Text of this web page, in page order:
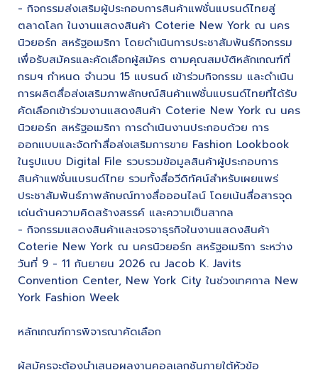
- กิจกรรมส่งเสริมผู้ประกอบการสินค้าแฟชั่นแบรนด์ไทยสู่
ตลาดโลก ในงานแสดงสินค้า Coterie New York ณ นคร
นิวยอร์ก สหรัฐอเมริกา โดยดำเนินการประชาสัมพันธ์กิจกรรม
เพื่อรับสมัครและคัดเลือกผู้สมัคร ตามคุณสมบัติหลักเกณฑ์ที่
กรมฯ กำหนด จำนวน 15 แบรนด์ เข้าร่วมกิจกรรม และดำเนิน
การผลิตสื่อส่งเสริมภาพลักษณ์สินค้าแฟชั่นแบรนด์ไทยที่ได้รับ
คัดเลือกเข้าร่วมงานแสดงสินค้า Coterie New York ณ นคร
นิวยอร์ก สหรัฐอเมริกา การดำเนินงานประกอบด้วย การ
ออกแบบและจัดทำสื่อส่งเสริมการขาย Fashion Lookbook
ในรูปแบบ Digital File รวบรวมข้อมูลสินค้าผู้ประกอบการ
สินค้าแฟชั่นแบรนด์ไทย รวมทั้งสื่อวีดิทัศน์สำหรับเผยแพร่
ประชาสัมพันธ์ภาพลักษณ์ทางสื่อออนไลน์ โดยเน้นสื่อสารจุด
เด่นด้านความคิดสร้างสรรค์ และความเป็นสากล
- กิจกรรมแสดงสินค้าและเจรจาธุรกิจในงานแสดงสินค้า
Coterie New York ณ นครนิวยอร์ก สหรัฐอเมริกา ระหว่าง
วันที่ 9 - 11 กันยายน 2026 ณ Jacob K. Javits
Convention Center, New York City ในช่วงเทศกาล New
York Fashion Week
หลักเกณฑ์การพิจารณาคัดเลือก
ผู้สมัครจะต้องนำเสนอผลงานคอลเลกชันภายใต้หัวข้อ